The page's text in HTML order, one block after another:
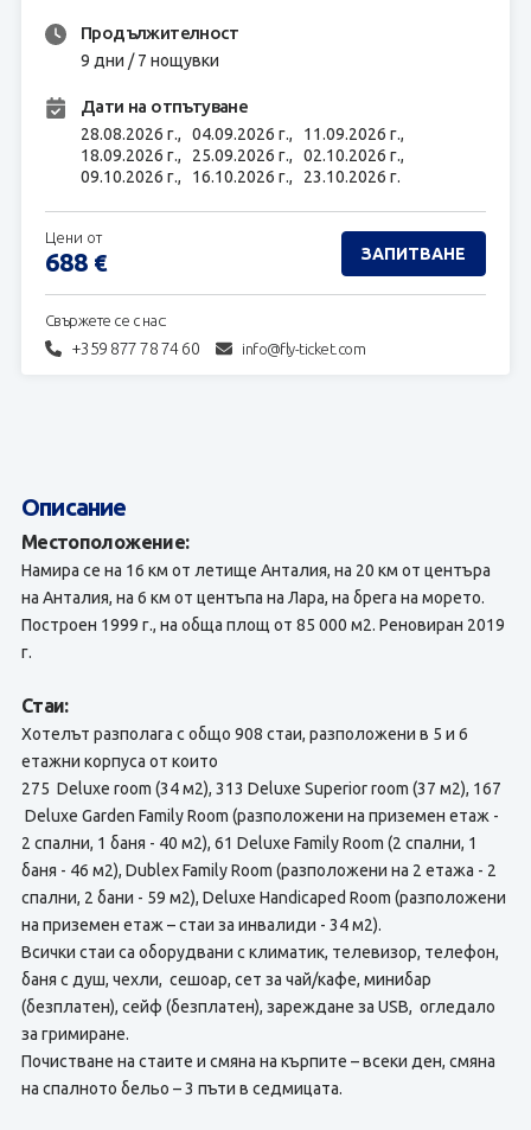
Продължителност
9 дни / 7 нощувки
Дати на отпътуване
28.08.2026 г., 04.09.2026 г., 11.09.2026 г.,
18.09.2026 г., 25.09.2026 г., 02.10.2026 г.,
09.10.2026 г., 16.10.2026 г., 23.10.2026 г.
Свържете се с нас:
+359 877 78 74 60 info@fly-ticket.com
Цени от
688 € ЗАПИТВАНЕ
Описание
Местоположение:
Намира се на 16 км от летище Анталия, на 20 км от центъра
на Анталия, на 6 км от центъпа на Лара, на брега на морето.
Построен 1999 г., на обща площ от 85 000 м2. Реновиран 2019
г.
Стаи:
Хотелът разполага с общо 908 стаи, разположени в 5 и 6
етажни корпуса от които
275 Deluxe room (34 м2), 313 Deluxe Superior room (37 м2), 167
Deluxe Garden Family Room (разположени на приземен етаж -
2 спални, 1 баня - 40 м2), 61 Deluxe Family Room (2 спални, 1
баня - 46 м2), Dublex Family Room (разположени на 2 етажа - 2
спални, 2 бани - 59 м2), Deluxe Handicaped Room (разположени
на приземен етаж – стаи за инвалиди - 34 м2).
Всички стаи са оборудвани с климатик, телевизор, телефон,
баня с душ, чехли, сешоар, сет за чай/кафе, минибар
(безплатен), сейф (безплатен), зареждане за USB, огледало
за гримиране.
Почистване на стаите и смяна на кърпите – всеки ден, смяна
на спалното бельо – 3 пъти в седмицата.